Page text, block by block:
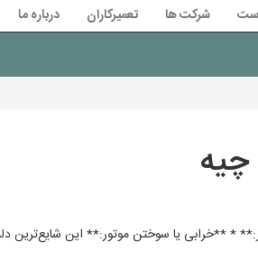
شرکت ها تعمیرکاران درباره ما